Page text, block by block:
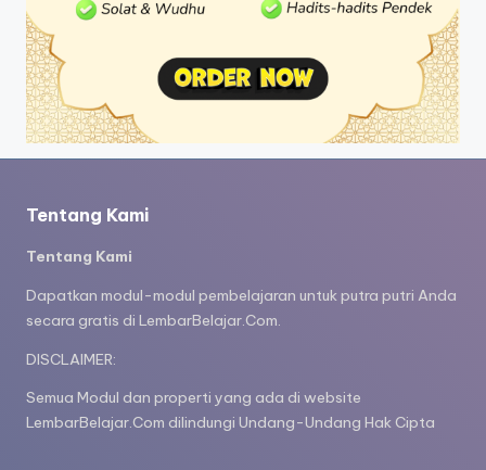
Tentang Kami
Tentang Kami
Dapatkan modul-modul pembelajaran untuk putra putri Anda
secara gratis di LembarBelajar.Com.
DISCLAIMER:
Semua Modul dan properti yang ada di website
LembarBelajar.Com dilindungi Undang-Undang Hak Cipta